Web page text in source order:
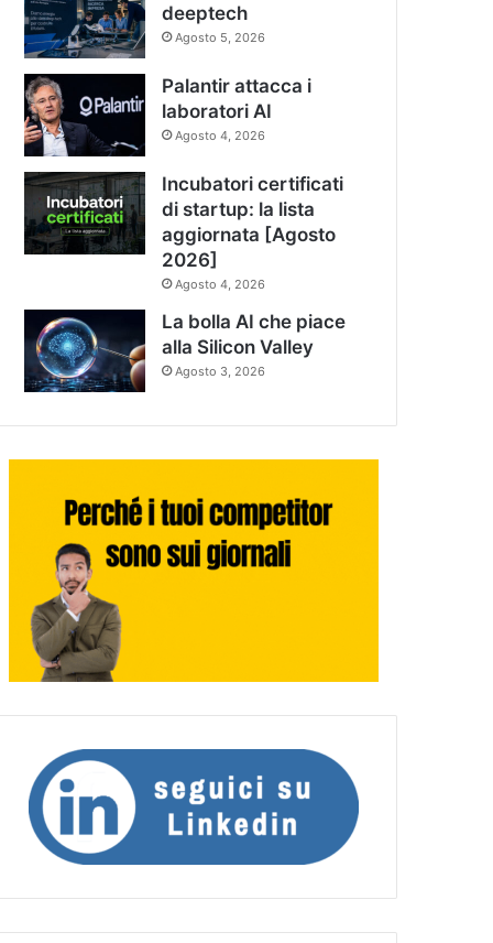
deeptech
Agosto 5, 2026
Palantir attacca i
laboratori AI
Agosto 4, 2026
Incubatori certificati
di startup: la lista
aggiornata [Agosto
2026]
Agosto 4, 2026
La bolla AI che piace
alla Silicon Valley
Agosto 3, 2026